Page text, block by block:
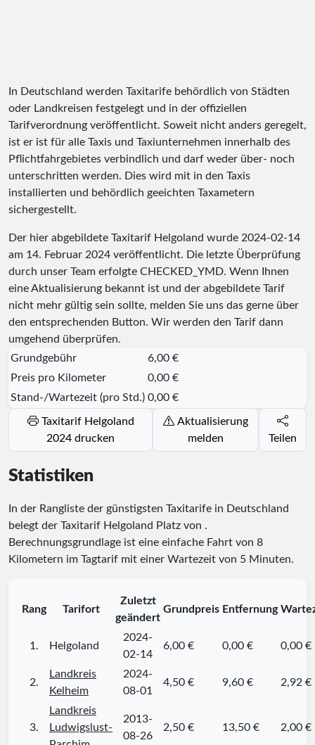
In Deutschland werden Taxitarife behördlich von Städten
oder Landkreisen festgelegt und in der offiziellen
Tarifverordnung veröffentlicht. Soweit nicht anders geregelt,
ist er ist für alle Taxis und Taxiunternehmen innerhalb des
Pflichtfahrgebietes verbindlich und darf weder über- noch
unterschritten werden. Dies wird mit in den Taxis
installierten und behördlich geeichten Taxametern
sichergestellt.
Der hier abgebildete Taxitarif Helgoland wurde 2024-02-14
am 14. Februar 2024 veröffentlicht. Die letzte Überprüfung
durch unser Team erfolgte CHECKED_YMD. Wenn Ihnen
eine Aktualisierung bekannt ist und der abgebildete Tarif
nicht mehr gültig sein sollte, melden Sie uns das gerne über
den entsprechenden Button. Wir werden den Tarif dann
umgehend überprüfen.
Grundgebühr
6,00 €
Preis pro Kilometer
0,00 €
Stand-/Wartezeit (pro Std.) 0,00 €
Taxitarif Helgoland
2024 drucken
Aktualisierung
melden
Teilen
Statistiken
In der Rangliste der günstigsten Taxitarife in Deutschland
belegt der Taxitarif Helgoland Platz von .
Berechnungsgrundlage ist eine einfache Fahrt von 8
Kilometern im Tagtarif mit einer Wartezeit von 5 Minuten.
Rang Tarifort
Zuletzt
geändert
Grundpreis Entfernung
1. Helgoland
2024-
02-14
6,00 € 0,00 € 0,00 €
2.
Landkreis
Kelheim
2024-
08-01
4,50 € 9,60 € 2,92 €
3.
Landkreis
Ludwigslust-
2013-
08-26
2,50 € 13,50 € 2,00 €